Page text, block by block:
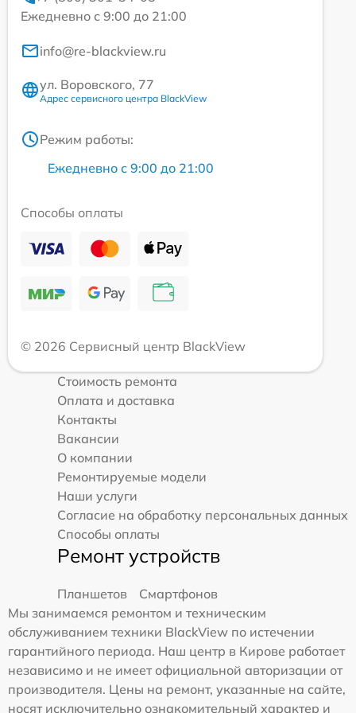
Ежедневно с 9:00 до 21:00
info@re-blackview.ru
ул. Воровского, 77
Адрес сервисного центра BlackView
Режим работы:
Ежедневно с 9:00 до 21:00
Способы оплаты
© 2026 Сервисный центр BlackView
Стоимость ремонта
Оплата и доставка
Контакты
Вакансии
О компании
Ремонтируемые модели
Наши услуги
Согласие на обработку персональных данных
Способы оплаты
Ремонт устройств
Планшетов
Смартфонов
Мы занимаемся ремонтом и техническим
обслуживанием техники BlackView по истечении
гарантийного периода. Наш центр в Кирове работает
независимо и не имеет официальной авторизации от
производителя. Цены на ремонт, указанные на сайте,
носят исключительно ознакомительный характер и